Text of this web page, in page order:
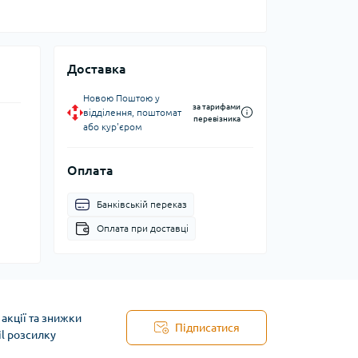
Доставка
Новою Поштою у
відділення, поштомат
або кур'єром
за тарифами
перевізника
Оплата
Банківській переказ
Оплата при доставці
та знижки
розсилку
Підписатися